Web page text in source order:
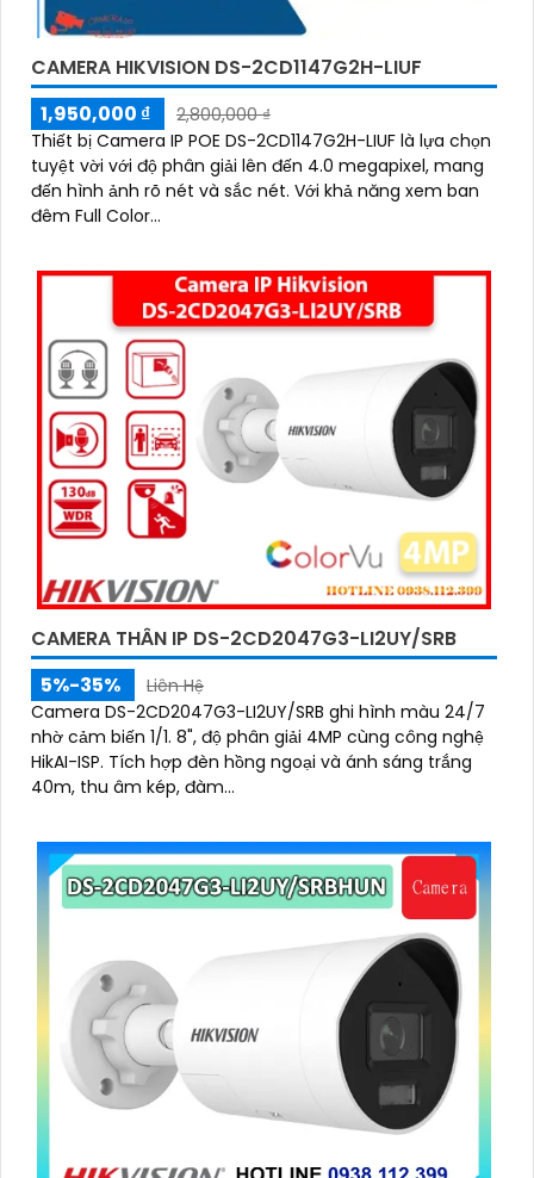
CAMERA HIKVISION DS-2CD1147G2H-LIUF
1,950,000 ₫
2,800,000 ₫
Thiết bị Camera IP POE DS-2CD1147G2H-LIUF là lựa chọn
tuyệt vời với độ phân giải lên đến 4.0 megapixel, mang
đến hình ảnh rõ nét và sắc nét. Với khả năng xem ban
đêm Full Color...
CAMERA THÂN IP DS-2CD2047G3-LI2UY/SRB
5%-35%
Liên Hệ
Camera DS-2CD2047G3-LI2UY/SRB ghi hình màu 24/7
nhờ cảm biến 1/1. 8", độ phân giải 4MP cùng công nghệ
HikAI-ISP. Tích hợp đèn hồng ngoại và ánh sáng trắng
40m, thu âm kép, đàm...